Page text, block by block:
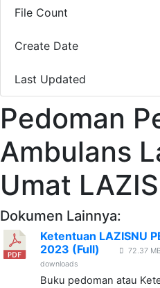
File Count
Create Date
Last Updated
Pedoman
Ambulans
Umat
Dokumen Lainnya:
Ketentuan LAZISNU
2023 (Full)
72.37 MB
downloads
Buku pedoman atau